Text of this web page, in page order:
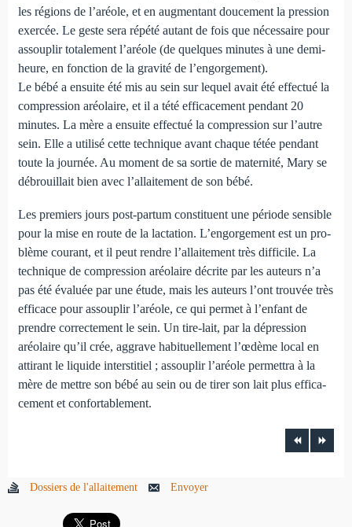
les régions de l’aréole, et en augmentant doucement la pression
exercée. Le geste sera répété autant de fois que né­cessaire pour
assouplir totalement l’aréole (de quelques minutes à une demi-
heure, en fonction de la gravité de l’engorgement).
Le bébé a ensuite été mis au sein sur lequel avait été effec­tué la
compression aréolaire, et il a tété efficacement pendant 20
minutes. La mère a ensuite effectué la compression sur l’autre
sein. Elle a utilisé cette technique avant chaque tétée pendant
toute la journée. Au moment de sa sortie de maternité, Mary se
dé­brouillait bien avec l’allaitement de son bébé.
Les premiers jours post-partum constituent une période sen­sible
pour la mise en route de la lactation. L’engorgement est un pro­
blème courant, et il peut rendre l’allaitement très difficile. La
technique de compression aréolaire décrite par les auteurs n’a
pas été évaluée par une étude, mais les auteurs l’ont trouvée très
efficace pour assouplir l’aréole, ce qui permet à l’enfant de
prendre correc­tement le sein. Un tire-lait, par la dépression
aréolaire qu’il crée, aggrave habituellement l’œdème local en
attirant le liquide intersti­tiel ; assouplir l’aréole permettra à la
mère de mettre son bébé au sein ou de tirer son lait plus effica­
cement et confortablement.
Dossiers de l'allaitement Envoyer